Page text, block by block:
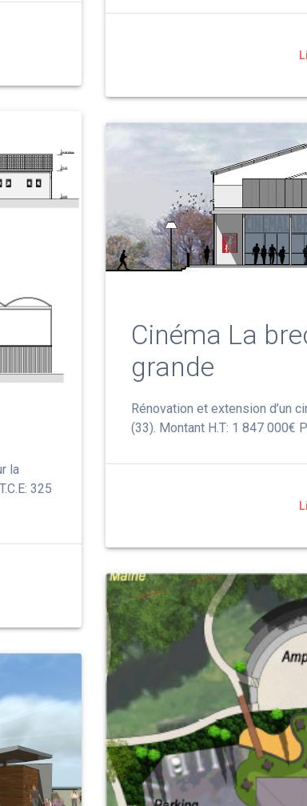
la
325
Cinéma La
grande
Rénovation et extension d’un
(33). Montant H.T: 1 847 000€